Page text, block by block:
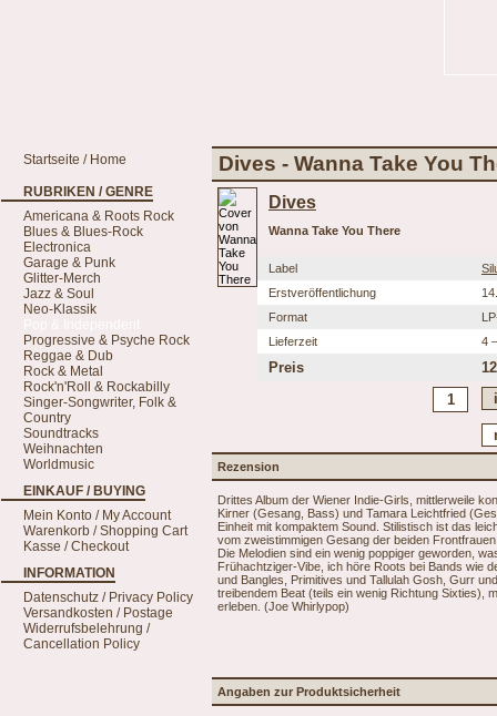
Startseite / Home
RUBRIKEN / GENRE
Americana & Roots Rock
Blues & Blues-Rock
Electronica
Garage & Punk
Glitter-Merch
Jazz & Soul
Neo-Klassik
Progressive & Psyche Rock
Reggae & Dub
Rock & Metal
Rock'n'Roll & Rockabilly
Singer-Songwriter, Folk &
Country
Soundtracks
Weihnachten
Worldmusic
EINKAUF / BUYING
Mein Konto / My Account
Warenkorb / Shopping Cart
Kasse / Checkout
INFORMATION
Datenschutz / Privacy Policy
Versandkosten / Postage
Widerrufsbelehrung /
Cancellation Policy
Dives - Wanna Take You
Dives
Wanna Take You There
Label
Erstveröffentlichung
Format
Lieferzeit
4
Preis
Rezension
Drittes Album der Wiener Indie-Girls, mittlerweile
Kirner (Gesang, Bass) und Tamara Leichtfried
Einheit mit kompaktem Sound. Stilistisch ist das
vom zweistimmigen Gesang der beiden
Die Melodien sind ein wenig poppiger geworden,
Frühachtziger-Vibe, ich höre Roots bei Bands wie
und Bangles, Primitives und Tallulah Gosh, Gurr
treibendem Beat (teils ein wenig Richtung Sixties),
erleben. (Joe Whirlypop)
Angaben zur Produktsicherheit